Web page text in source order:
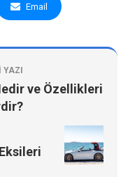
Email
YAZI
ve Özellikleri